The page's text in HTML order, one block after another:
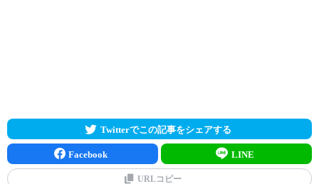
Twitterでこの記事をシェアする
Facebook LINE
URLコピー